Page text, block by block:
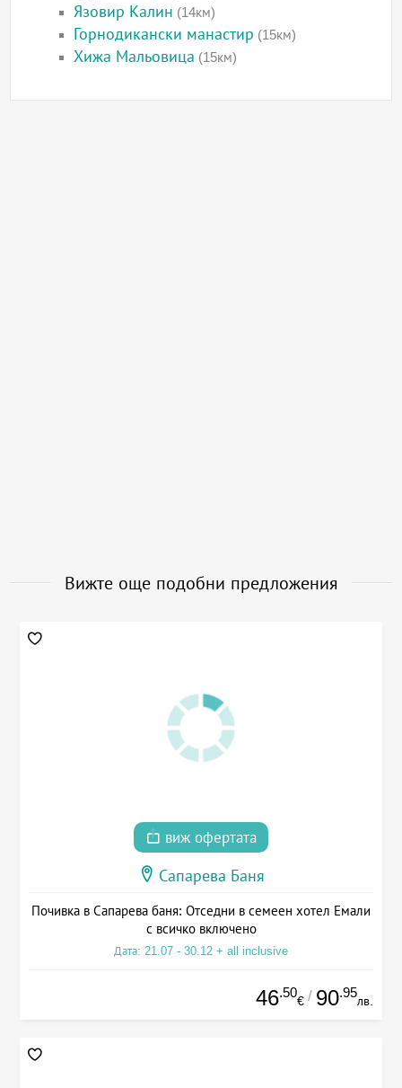
Язовир Калин (14км)
Горнодикански манастир (15км)
Хижа Мальовица (15км)
Вижте още подобни предложения
виж офертата
Сапарева Баня
Почивка в Сапарева баня: Отседни в семеен хотел Емали
с всичко включено
Дата: 21.07 - 30.12 + all inclusive
46.50
€ / 90.95
лв.